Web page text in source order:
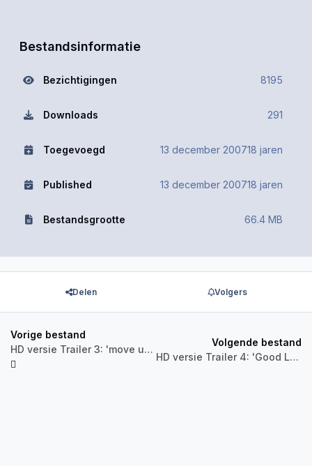
Bestandsinformatie
Bezichtigingen 8195
Downloads 291
Toegevoegd 13 december 200718 jaren
Published 13 december 200718 jaren
Bestandsgrootte 66.4 MB
Delen Volgers
Vorige bestand
HD versie Trailer 3: 'move up, ladies'
Volgende bestand
HD versie Trailer 4: 'Good Lord, What Are You Doing? aka Everyone's a Rat'